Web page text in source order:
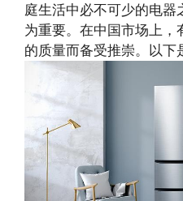
庭生活中必不可少的电
为重要。在中国市场上
的质量而备受推崇。以下